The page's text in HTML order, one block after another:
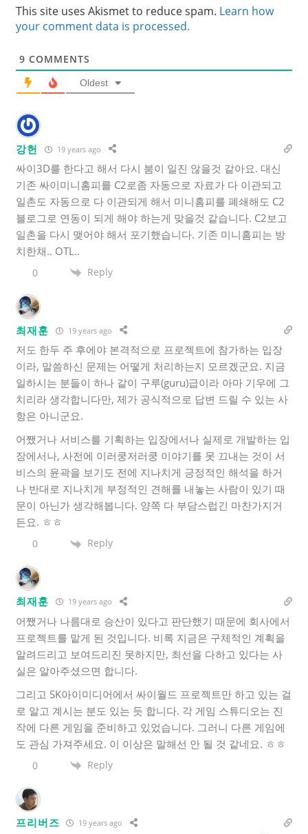
This site uses Akismet to reduce spam. Learn how
your comment data is processed.
9 COMMENTS
Oldest
강헌 19 years ago
싸이3D를 한다고 해서 다시 붐이 일진 않을것 같아요. 대신
기존 싸이미니홈피를 C2로좀 자동으로 자료가 다 이관되고
일촌도 자동으로 다 이관되게 해서 미니홈피를 폐쇄해도 C2
블로그로 연동이 되게 해야 하는게 맞을것 같습니다. C2보고
일촌을 다시 맺어야 해서 포기했습니다. 기존 미니홈피는 방
치한채.. OTL..
0 Reply
최재훈 19 years ago
저도 한두 주 후에야 본격적으로 프로젝트에 참가하는 입장
이라, 말씀하신 문제는 어떻게 처리하는지 모르겠군요. 지금
일하시는 분들이 하나 같이 구루(guru)급이라 아마 기우에 그
치리라 생각합니다만, 제가 공식적으로 답변 드릴 수 있는 사
항은 아니군요.
어쨌거나 서비스를 기획하는 입장에서나 실제로 개발하는 입
장에서나, 사전에 이러쿵저러쿵 이야기를 못 끄내는 것이 서
비스의 윤곽을 보기도 전에 지나치게 긍정적인 해석을 하거
나 반대로 지나치게 부정적인 견해를 내놓는 사람이 있기 때
문이 아닌가 생각해봅니다. 양쪽 다 부담스럽긴 마찬가지거
든요. ㅎㅎ
0 Reply
최재훈 19 years ago
어쨌거나 나름대로 승산이 있다고 판단했기 때문에 회사에서
프로젝트를 맡게 된 것입니다. 비록 지금은 구체적인 계획을
알려드리고 보여드리진 못하지만, 최선을 다하고 있다는 사
실은 알아주셨으면 합니다.
그리고 SK아이미디어에서 싸이월드 프로젝트만 하고 있는 걸
로 알고 계시는 분도 있는 듯 합니다. 각 게임 스튜디오는 진
작에 다른 게임을 준비하고 있었습니다. 그러니 다른 게임에
도 관심 가져주세요. 이 이상은 말해선 안 될 것 같네요. ㅎㅎ
0 Reply
프리버즈 19 years ago